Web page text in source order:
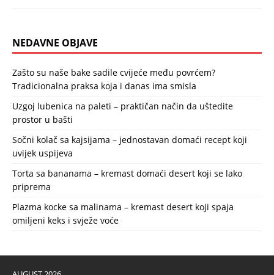
NEDAVNE OBJAVE
Zašto su naše bake sadile cvijeće među povrćem?
Tradicionalna praksa koja i danas ima smisla
Uzgoj lubenica na paleti – praktičan način da uštedite
prostor u bašti
Sočni kolač sa kajsijama – jednostavan domaći recept koji
uvijek uspijeva
Torta sa bananama – kremast domaći desert koji se lako
priprema
Plazma kocke sa malinama – kremast desert koji spaja
omiljeni keks i svježe voće